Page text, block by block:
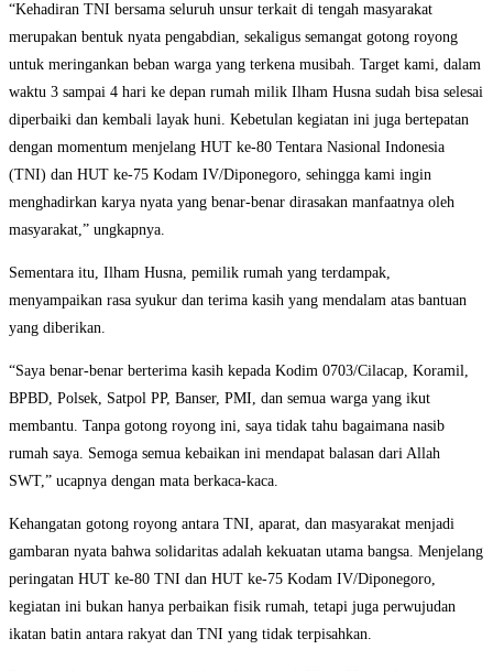
“Kehadiran TNI bersama seluruh unsur terkait di tengah masyarakat
merupakan bentuk nyata pengabdian, sekaligus semangat gotong royong
untuk meringankan beban warga yang terkena musibah. Target kami, dalam
waktu 3 sampai 4 hari ke depan rumah milik Ilham Husna sudah bisa selesai
diperbaiki dan kembali layak huni. Kebetulan kegiatan ini juga bertepatan
dengan momentum menjelang HUT ke-80 Tentara Nasional Indonesia
(TNI) dan HUT ke-75 Kodam IV/Diponegoro, sehingga kami ingin
menghadirkan karya nyata yang benar-benar dirasakan manfaatnya oleh
masyarakat,” ungkapnya.
Sementara itu, Ilham Husna, pemilik rumah yang terdampak,
menyampaikan rasa syukur dan terima kasih yang mendalam atas bantuan
yang diberikan.
“Saya benar-benar berterima kasih kepada Kodim 0703/Cilacap, Koramil,
BPBD, Polsek, Satpol PP, Banser, PMI, dan semua warga yang ikut
membantu. Tanpa gotong royong ini, saya tidak tahu bagaimana nasib
rumah saya. Semoga semua kebaikan ini mendapat balasan dari Allah
SWT,” ucapnya dengan mata berkaca-kaca.
Kehangatan gotong royong antara TNI, aparat, dan masyarakat menjadi
gambaran nyata bahwa solidaritas adalah kekuatan utama bangsa. Menjelang
peringatan HUT ke-80 TNI dan HUT ke-75 Kodam IV/Diponegoro,
kegiatan ini bukan hanya perbaikan fisik rumah, tetapi juga perwujudan
ikatan batin antara rakyat dan TNI yang tidak terpisahkan.